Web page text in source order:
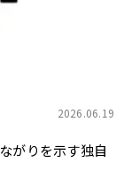
2026.06.19
がりを示す独自